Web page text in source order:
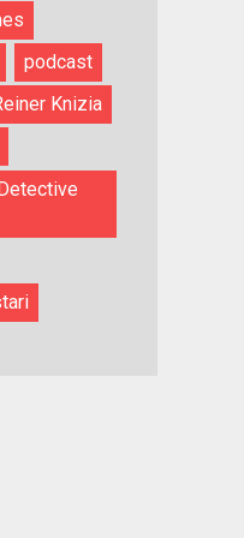
podcast
Knizia